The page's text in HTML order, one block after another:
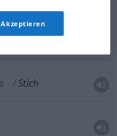
Stich
Akzeptieren